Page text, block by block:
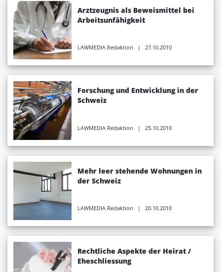
Arztzeugnis als Beweismittel bei
Arbeitsunfähigkeit
LAWMEDIA Redaktion | 27.10.2010
Forschung und Entwicklung in der
Schweiz
LAWMEDIA Redaktion | 25.10.2010
Mehr leer stehende Wohnungen in
der Schweiz
LAWMEDIA Redaktion | 20.10.2010
Rechtliche Aspekte der Heirat /
Eheschliessung